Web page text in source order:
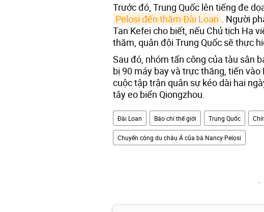
Trước đó, Trung Quốc lên tiếng đe
Pelosi đến thăm Đài Loan
. Người
Tan Kefei cho biết, nếu Chủ tịch Hạ
thăm, quân đội Trung Quốc sẽ thực
Sau đó, nhóm tấn công của tàu sân
bị 90 máy bay và trực thăng, tiến
cuộc tập trận quân sự kéo dài hai
tây eo biển Qiongzhou.
Đài Loan Báo chí thế giới Trung Quốc
Chuyến công du châu Á của bà Nancy Pelosi